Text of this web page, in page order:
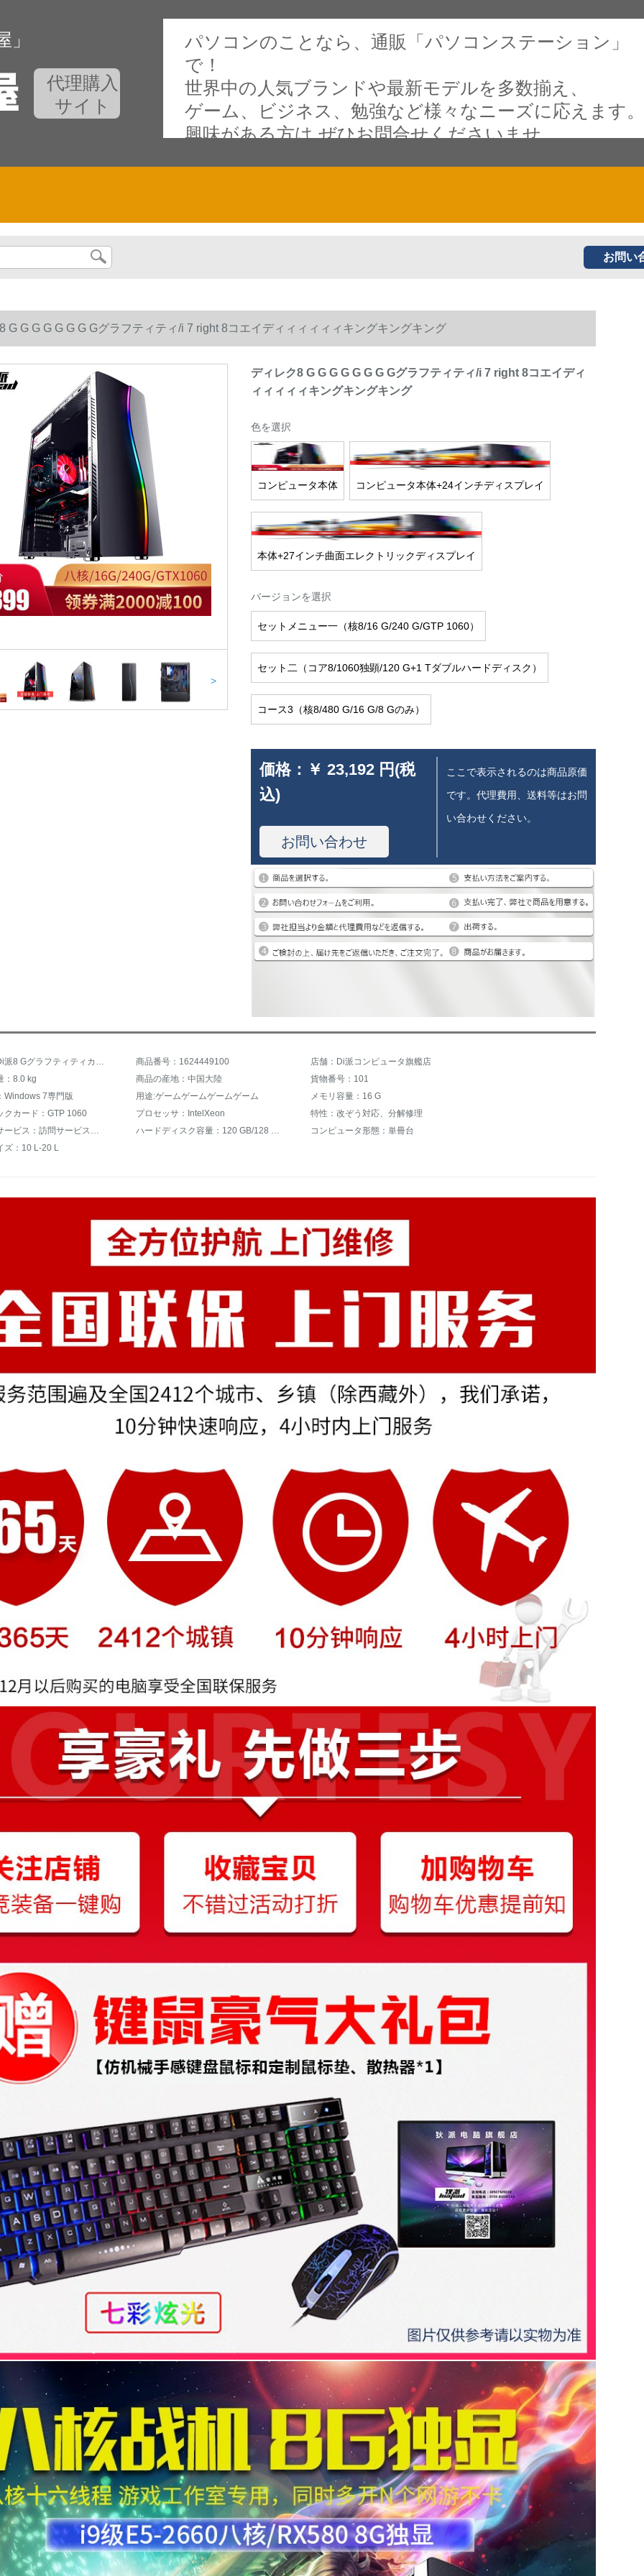
代理購入
サイト
パソコンのことなら、通販「パソコンステーション」
で！
世界中の人気ブランドや最新モデルを多数揃え、
ゲーム、ビジネス、勉強など様々なニーズに応えます。
興味がある方は ぜひお問合せくださいませ。
お問い
G G G G G G G Gグラフティティ/i 7 right 8コエイディィィィィィキングキングキング
>
ディレク8 G G G G G G G Gグラフティティ/i 7 right 8コエイディ
ィィィィィキングキングキング
色を選択
コンピュータ本体 コンピュータ本体+24インチディスプレイ
本体+27インチ曲面エレクトリックディスプレイ
バージョンを選択
セットメニュー一（核8/16 G/240 G/GTP 1060）
セット二（コア8/1060独顕/120 G+1 Tダブルハードディスク）
コース3（核8/480 G/16 G/8 Gのみ）
価格： ￥ 23,192 円(税
込)
お問い合わせ
ここで表示されるのは商品原価
です。代理費用、送料等はお問
い合わせください。
商品名：Di派8 Gグラフティティカードド/i 7リットル8コアディックコンピュータ本台/ダブルハードディスク/GTP 1060/オフィスゲームグループグループグループグループグループグループハードディスク 商品番号：1624449100
店舗：Di派コンピュータ旗艦店
：8.0 kg
商品の産地：中国大陸
貨物番号：101
Windows 7専門版
用途:ゲームゲームゲームゲーム
メモリ容量：16 G
クカード：GTP 1060
プロセッサ：IntelXeon
特性：改ぞう対応、分解修理
好ましいサービス：訪問サービス、三年間品質保証、7*24 Hコンサルティング
ハードディスク容量：120 GB/128 GB SSD+1 TB HDD
コンピュータ形態：単冊台
ズ：10 L-20 L